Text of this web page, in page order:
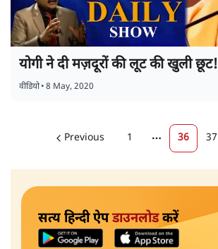
योगी ने दी मज़दूरों की लूट की खुली छूट!
वीडियो•8 May, 2020
Previous 1 More pages
36 37
सत्य हिन्दी ऐपडाउनलोडकरें